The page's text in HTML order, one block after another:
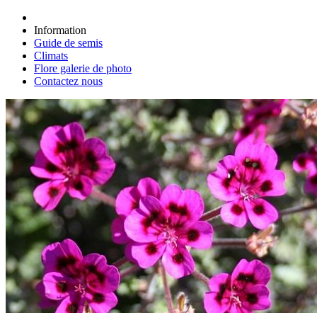
Information
Guide de semis
Climats
Flore galerie de photo
Contactez nous